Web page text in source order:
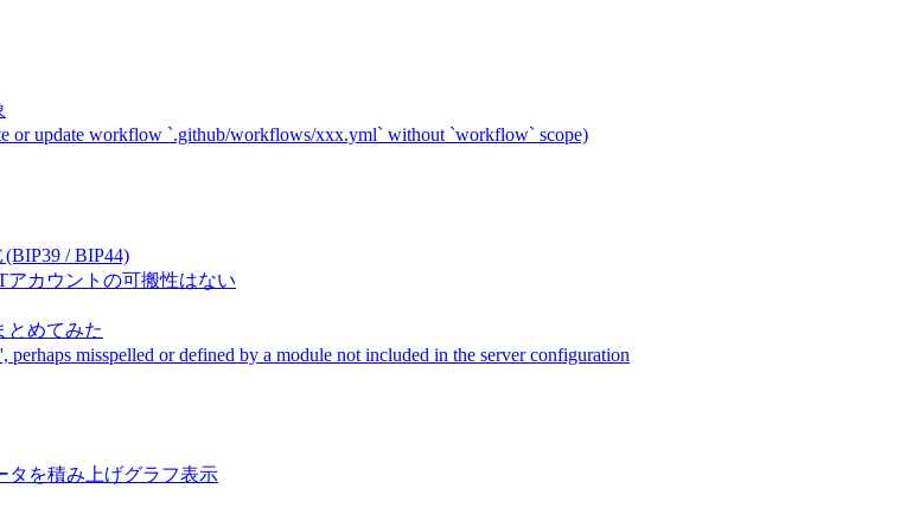
or update workflow `.github/workflows/xxx.yml` without `workflow` scope)
/ BIP44)
アカウントの可搬性はない
とめてみた
misspelled or defined by a module not included in the server configuration
タを積み上げグラフ表示